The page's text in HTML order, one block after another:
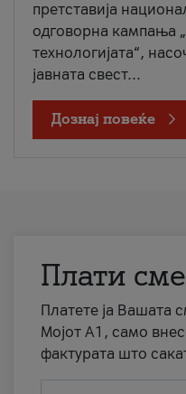
претставија
одговорна кампања
технологијата“,
јавната свест...
Дознај повеќе
Плати
Платете ја Вашата
Мојот А1, само
фактурата што